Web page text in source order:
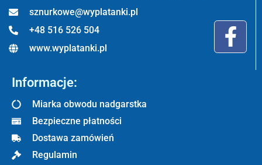
sznurkowe@wyplatanki.pl
+48 516 526 504
www.wyplatanki.pl
Informacje:
Miarka obwodu nadgarstka
Bezpieczne płatności
Dostawa zamówień
Regulamin